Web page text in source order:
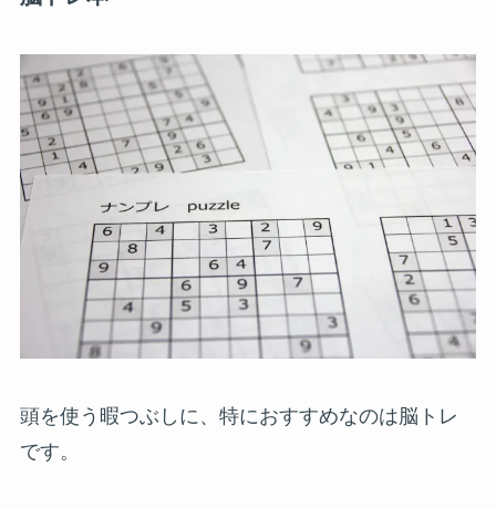
頭を使う暇つぶしに、特におすすめなのは脳トレ
です。